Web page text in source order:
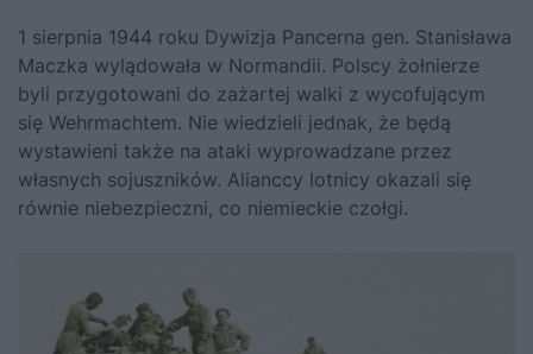
1 sierpnia 1944 roku Dywizja Pancerna gen. Stanisława
Maczka wylądowała w Normandii. Polscy żołnierze
byli przygotowani do zażartej walki z wycofującym
się Wehrmachtem. Nie wiedzieli jednak, że będą
wystawieni także na ataki wyprowadzane przez
własnych sojuszników. Alianccy lotnicy okazali się
równie niebezpieczni, co niemieckie czołgi.